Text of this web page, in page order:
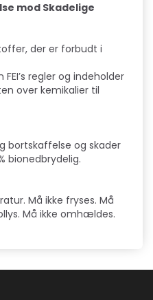
mod Skadelige
der er forbudt i
regler og indeholder
over kemikalier til
bortskaffelse og skader
bionedbrydelig.
Må ikke fryses. Må
Må ikke omhældes.